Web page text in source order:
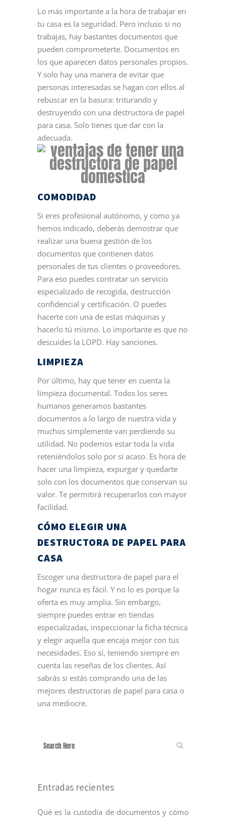
Lo más importante a la hora de trabajar en
tu casa es la seguridad. Pero incluso si no
trabajas, hay bastantes documentos que
pueden comprometerte. Documentos en
los que aparecen datos personales propios.
Y solo hay una manera de evitar que
personas interesadas se hagan con ellos al
rebuscar en la basura: triturando y
destruyendo con una destructora de papel
para casa. Solo tienes que dar con la
adecuada.
COMODIDAD
Si eres profesional autónomo, y como ya
hemos indicado, deberás demostrar que
realizar una buena gestión de los
documentos que contienen datos
personales de tus clientes o proveedores.
Para eso puedes contratar un servicio
especializado de recogida, destrucción
confidencial y certificación. O puedes
hacerte con una de estas máquinas y
hacerlo tú mismo. Lo importante es que no
descuides la LOPD. Hay sanciones.
LIMPIEZA
Por último, hay que tener en cuenta la
limpieza documental. Todos los seres
humanos generamos bastantes
documentos a lo largo de nuestra vida y
muchos simplemente van perdiendo su
utilidad. No podemos estar toda la vida
reteniéndolos solo por si acaso. Es hora de
hacer una limpieza, expurgar y quedarte
solo con los documentos que conservan su
valor. Te permitirá recuperarlos con mayor
facilidad.
CÓMO ELEGIR UNA
DESTRUCTORA DE PAPEL PARA
CASA
Escoger una destructora de papel para el
hogar nunca es fácil. Y no lo es porque la
oferta es muy amplia. Sin embargo,
siempre puedes entrar en tiendas
especializadas, inspeccionar la ficha técnica
y elegir aquella que encaja mejor con tus
necesidades. Eso sí, teniendo siempre en
cuenta las reseñas de los clientes. Así
sabrás si estás comprando una de las
mejores destructoras de papel para casa o
una mediocre.
Entradas recientes
Qué es la custodia de documentos y cómo